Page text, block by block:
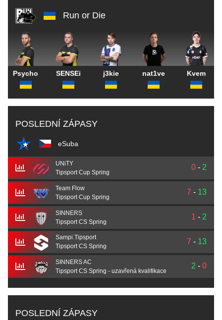
Run or Die
Psycho SENSEi j3kie nat1ve Kvem
POSLEDNÍ ZÁPASY
eSuba
UNiTY
Tipsport Cup Spring
0 - 2
Team Flow
Tipsport Cup Spring
7 - 13
SINNERS
Tipsport CS Spring
1 - 2
Sampi.Tipsport
Tipsport CS Spring
7 - 13
SINNERS AC
Tipsport CS Spring - uzavřená kvalifikace
2 - 0
POSLEDNÍ ZÁPASY